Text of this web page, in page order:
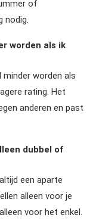
of
nodig.
worden als ik
worden als
rating. Het
anderen en past
dubbel of
een aparte
alleen voor je
voor het enkel.